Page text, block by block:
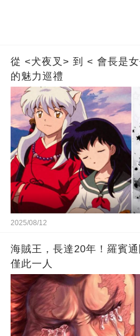
從 <犬夜叉> 到 < 會長是
的魅力巡禮
2025/08/12
海賊王，長達20年！羅賓
僅此一人